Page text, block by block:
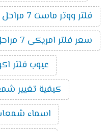
فلتر ووتر ماست 7 مراحل
سعر فلتر امريكى 7 مراحل
عيوب فلتر اكوا
كيفية تغيير شمعات
اسماء شمعات